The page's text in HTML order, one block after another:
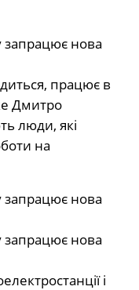
працює в
Дмитро
люди, які
на
і